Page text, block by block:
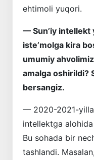
ehtimoli yuqori.
— Sunʼiy intellekt
isteʼmolga kira
umumiy
amalga oshirildi?
bersangiz.
— 2020-2021-
intellektga
Bu sohada bir
tashlandi.